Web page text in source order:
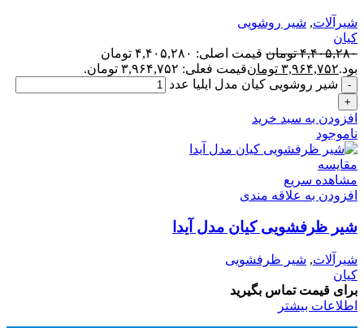
شیرآلات, شیر روشویی
کیان
۴,۴۰۵,۲۸۰ تومان
قیمت اصلی: ۴,۴۰۵,۲۸۰ تومان
بود.۳,۹۶۴,۷۵۲ تومانقیمت فعلی: ۳,۹۶۴,۷۵۲ تومان.
شیر روشویی کیان مدل ایلیا عدد
افزودن به سبد خرید
ناموجود
مقایسه
مشاهده سریع
افزودن به علاقه مندی
شیر ظرفشویی کیان مدل آیدا
شیرآلات, شیر ظرفشویی
کیان
برای قیمت تماس بگیرید
اطلاعات بیشتر